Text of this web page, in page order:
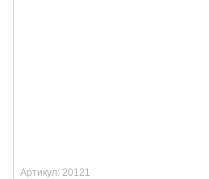
Артикул: 20121